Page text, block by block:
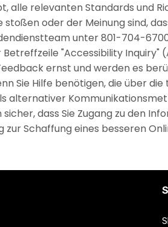
alle relevanten Standards und
oder der Meinung sind,
unter 801-704-
Betreffzeile "Accessibility
ernst und werden es
Sie Hilfe benötigen, die über
alternativer
dass Sie Zugang zu den
zur Schaffung eines besseren